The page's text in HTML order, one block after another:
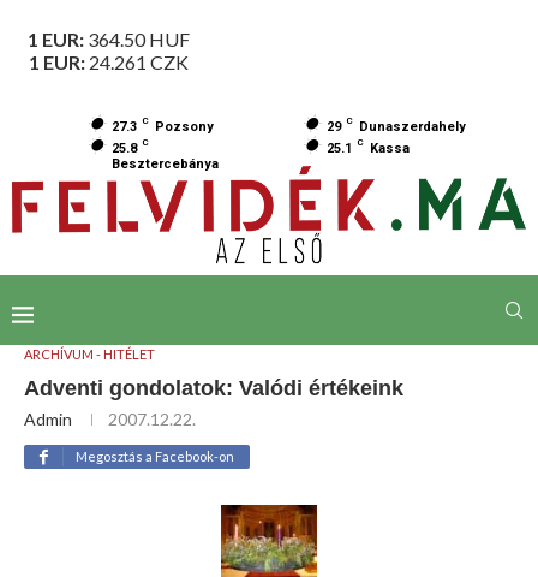
1 EUR: 364.50HUF
1 EUR: 24.261 CZK
27.3 C Pozsony 29 C
Dunaszerdahely
25.8 C
Besztercebánya
25.1 C Kassa
ARCHÍVUM - HITÉLET
Adventi gondolatok: Valódi értékeink
Admin 2007.12.22.
Megosztás a Facebook-on